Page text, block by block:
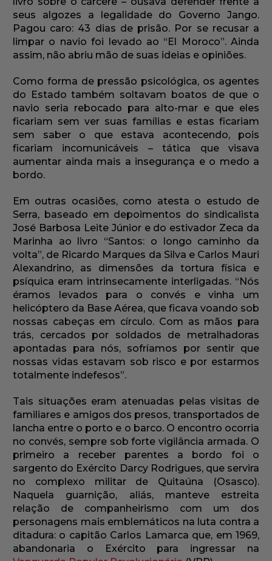
seus algozes a legalidade do Governo Jango.
Pagou caro: 43 dias de prisão. Por se recusar a
limpar o navio foi levado ao “El Moroco”. Ainda
assim, não abriu mão de suas ideias e opiniões.
Como forma de pressão psicológica, os agentes
do Estado também soltavam boatos de que o
navio seria rebocado para alto-mar e que eles
ficariam sem ver suas famílias e estas ficariam
sem saber o que estava acontecendo, pois
ficariam incomunicáveis – tática que visava
aumentar ainda mais a insegurança e o medo a
bordo.
Em outras ocasiões, como atesta o estudo de
Serra, baseado em depoimentos do sindicalista
José Barbosa Leite Júnior e do estivador Zeca da
Marinha ao livro “Santos: o longo caminho da
volta”, de Ricardo Marques da Silva e Carlos Mauri
Alexandrino, as dimensões da tortura física e
psíquica eram intrinsecamente interligadas. “Nós
éramos levados para o convés e vinha um
helicóptero da Base Aérea, que ficava voando sob
nossas cabeças em círculo. Com as mãos para
trás, cercados por soldados de metralhadoras
apontadas para nós, sofríamos por sentir que
nossas vidas estavam sob risco e por estarmos
totalmente indefesos”.
Tais situações eram atenuadas pelas visitas de
familiares e amigos dos presos, transportados de
lancha entre o porto e o barco. O encontro ocorria
no convés, sempre sob forte vigilância armada. O
primeiro a receber parentes a bordo foi o
sargento do Exército Darcy Rodrigues, que servira
no complexo militar de Quitaúna (Osasco).
Naquela guarnição, aliás, manteve estreita
relação de companheirismo com um dos
personagens mais emblemáticos na luta contra a
ditadura: o capitão Carlos Lamarca que, em 1969,
abandonaria o Exército para ingressar na